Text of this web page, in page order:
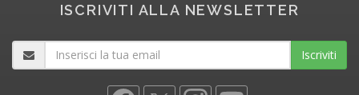
ISCRIVITI ALLA NEWSLETTER
Iscriviti